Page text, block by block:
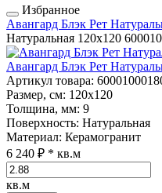
Избранное
Авангард Блэк Рет
Натуральная 120x120
Авангард Блэк Рет
Артикул товара:
Размер, см: 120x120
Толщина, мм: 9
Поверхность: Натуральная
Материал: Керамогранит
6 240 ₽ * кв.м
кв.м